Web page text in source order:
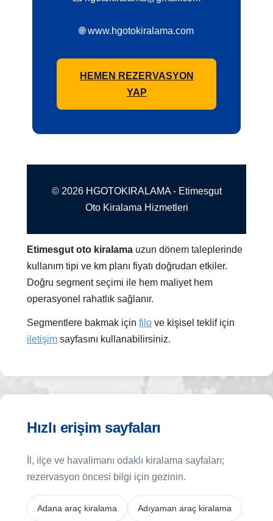
🌐 www.hgotokiralama.com
HEMEN REZERVASYON
YAP
© 2026 HGOTOKIRALAMA - Etimesgut
Oto Kiralama Hizmetleri
Etimesgut oto kiralama uzun dönem taleplerinde
kullanım tipi ve km planı fiyatı doğrudan etkiler.
Doğru segment seçimi ile hem maliyet hem
operasyonel rahatlık sağlanır.
Segmentlere bakmak içinfilo ve kişisel teklif için
iletişim sayfasını kullanabilirsiniz.
Hızlı erişim sayfaları
İl, ilçe ve havalimanı odaklı kiralama sayfaları;
rezervasyon öncesi bilgi için gezinin.
Adana araç kiralama Adıyaman araç kiralama